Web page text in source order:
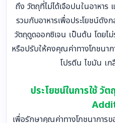
ถึง วัตถุที่ไม่ได้เจือปนในอาหาร
รวมกับอาหารเพื่อประโยชน์ดัง
วัตถุดูดออกซิเจน เป็นต้น โดยไ
หรือปรับให้คงคุณค่าทางโภชนาก
โปรตีน ไขมัน เก
ประโยชน์ในการใช้ วั
เพื่อรักษาคุณค่าทางโภชนาการข